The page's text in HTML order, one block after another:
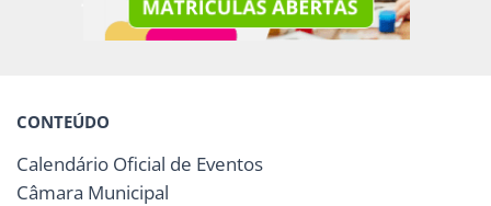
CONTEÚDO
Calendário Oficial de Eventos
Câmara Municipal